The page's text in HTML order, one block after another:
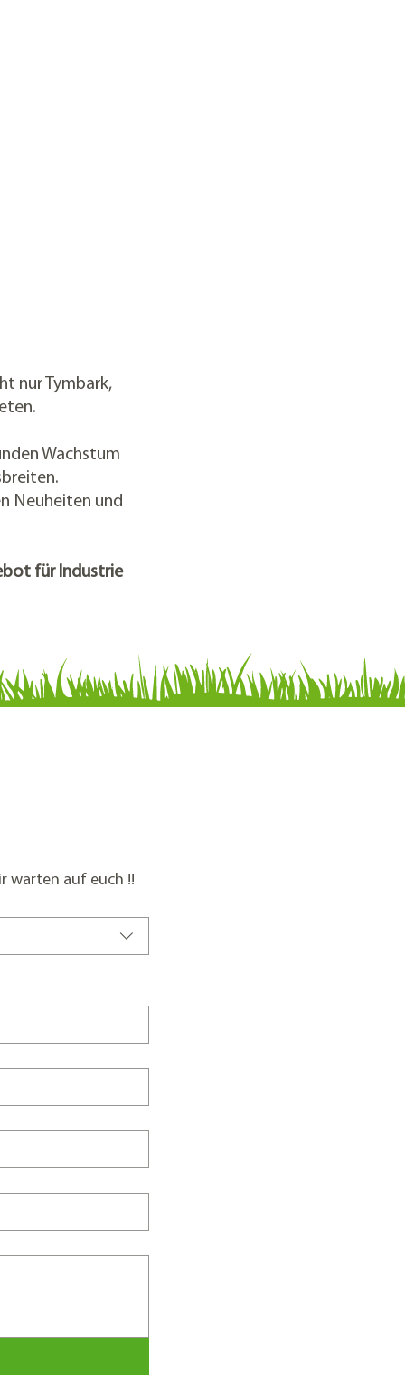
nur Tymbark,
Wachstum
Neuheiten und
für Industrie
warten auf euch !!